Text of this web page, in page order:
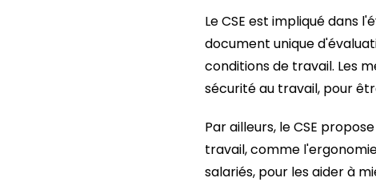
Le CSE est impliqué dans
document unique
conditions de travail. Les
sécurité au travail, pour
Par ailleurs, le CSE
travail, comme
salariés, pour les aider à